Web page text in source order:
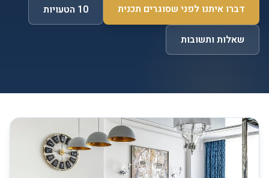
דברו איתנו לפני שסוגרים תכנית 10 הטעויות
שאלות ותשובות